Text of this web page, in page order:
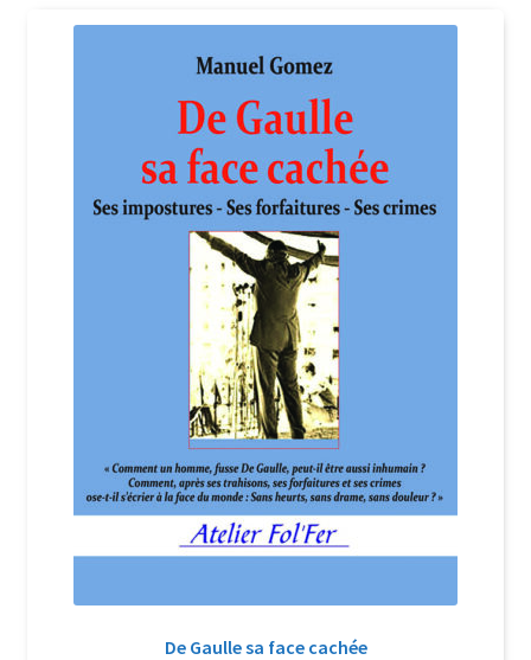
Livres de Philippe Randa
Nous Contacter
Politique de confidentialité et cookies
Qui sommes-nous ?
Soutien à Philippe Randa
Suivi de la Commande
De Gaulle sa face cachée